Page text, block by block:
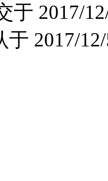
于 2017/
于 2017/